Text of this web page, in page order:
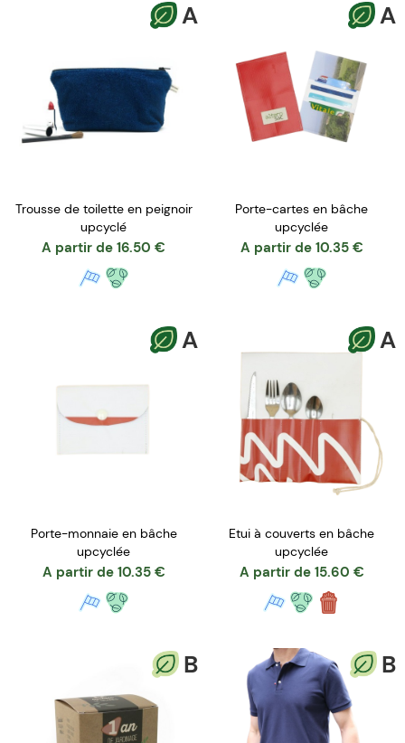
A
Trousse de toilette en peignoir
upcyclé
A partir de 16.50 €
A
Porte-cartes en bâche
upcyclée
A partir de 10.35 €
A
Porte-monnaie en bâche
upcyclée
A partir de 10.35 €
A
Etui à couverts en bâche
upcyclée
A partir de 15.60 €
B B